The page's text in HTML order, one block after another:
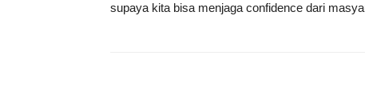
supaya kita bisa menjaga confidence dari